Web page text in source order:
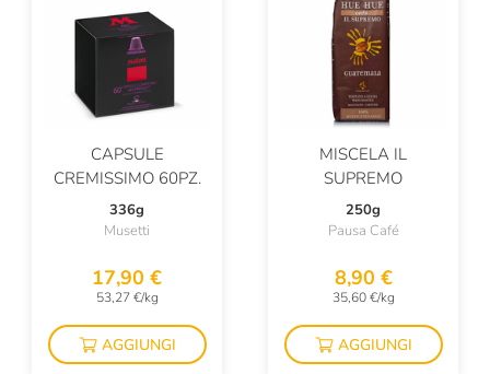
CAPSULE
CREMISSIMO 60PZ.
336g
Musetti
17,90 €
53,27 €/kg
AGGIUNGI
MISCELA IL
SUPREMO
250g
Pausa Café
8,90 €
35,60 €/kg
AGGIUNGI